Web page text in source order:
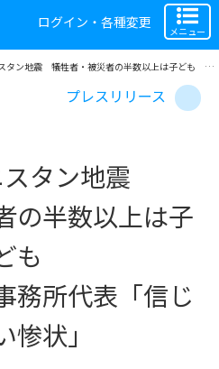
ログイン・各種変更
メニュー
震 犠牲者・被災者の半数以上は子ども ユニセフ現地事務所代表「信じがたい惨状」
プレスリリース
タン地震
の半数以上は子
も
務所代表「信じ
惨状」